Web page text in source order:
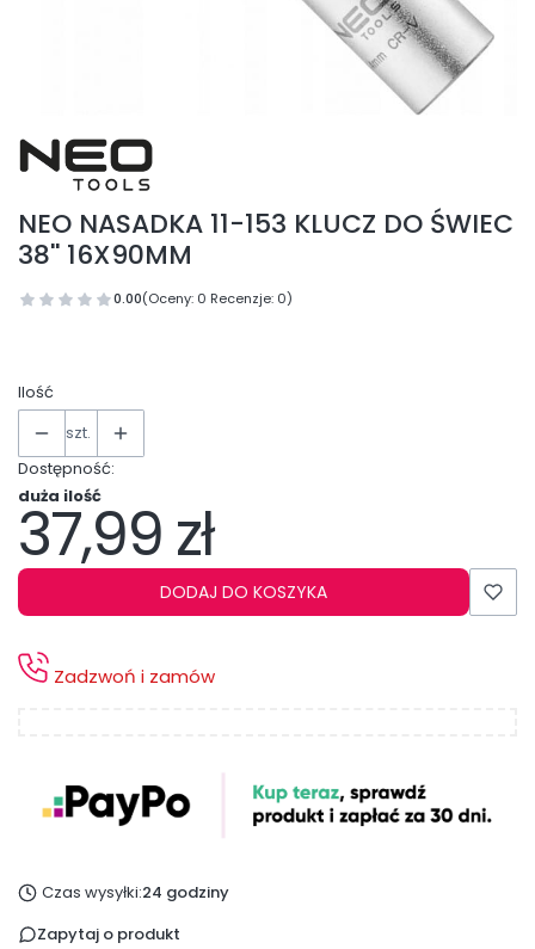
NEO NASADKA 11-153 KLUCZ DO ŚWIEC
38'' 16X90MM
0.00(Oceny: 0 Recenzje: 0)
Ilość
szt.
Dostępność:
duża ilość
Cena
37,99 zł
DODAJ DO KOSZYKA
Zadzwoń i zamów
Czas wysyłki:24 godziny
Zapytaj o produkt